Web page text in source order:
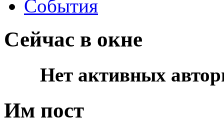
События
Сейчас в окне
Нет активных
Им пост